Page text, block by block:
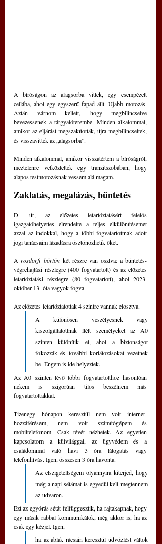
A bíróságon az alagsorba vittek, egy csempézett
cellába, ahol egy egyszerű fapad állt. Újabb motozás.
Aztán várnom kellett, hogy megbilincselve
bevezessenek a tárgyalóterembe. Minden alkalommal,
amikor az eljárást megszakították, újra megbilincseltek,
és visszavittek az „alagsorba”.
Minden alkalommal, amikor visszatértem a bíróságról,
meztelenre vetkőztettek egy tranzitszobában, hogy
alapos testmotozásnak vessem alá magam.
Zaklatás, megalázás, büntetés
D. úr, az előzetes letartóztatásért felelős
igazgatóhelyettes elrendelte a teljes elkülönítésemet
azzal az indokkal, hogy a többi fogvatartottnak adott
jogi tanácsaim lázadásra ösztönözhetik őket.
A rosdorfi börtön két részre van osztva: a büntetés-
végrehajtási részlegre (400 fogvatartott) és az előzetes
letartóztatási részlegre (80 fogvatartott), ahol 2023.
október 13. óta vagyok fogva.
Az előzetes letartóztatottak 4 szintre vannak elosztva.
A különösen veszélyesnek vagy
kiszolgáltatottnak ítélt személyeket az A0
szinten különítik el, ahol a biztonságot
fokozzák és további korlátozásokat vezetnek
be. Engem is ide helyeztek.
Az A0 szinten lévő többi fogvatartotthoz hasonlóan
nekem is szigorúan tilos beszélnem más
fogvatartottakkal.
Tizenegy hónapon keresztül nem volt internet-
hozzáférésem, nem volt számítógépem és
mobiltelefonom. Csak tévét nézhetek. Az egyetlen
kapcsolatom a külvilággal, az ügyvédem és a
családommal való havi 3 óra látogatás vagy
telefonhívás. Igen, összesen 3 óra havonta.
Az elszigeteltségem olyannyira kiterjed, hogy
még a napi sétámat is egyedül kell megtennem
az udvaron.
Ezt az egyórás sétát felfüggesztik, ha rajtakapnak, hogy
egy másik rabbal kommunikálok, még akkor is, ha az
csak egy kézjel. Igen,
ha az ablak rácsain keresztül üdvözlést váltok